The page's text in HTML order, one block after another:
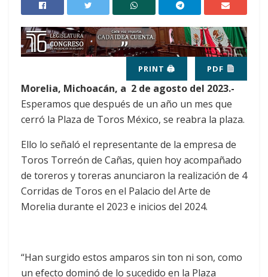
PRINT 🖨 PDF
Morelia, Michoacán, a 2 de agosto del 2023.-
Esperamos que después de un año un mes que
cerró la Plaza de Toros México, se reabra la plaza.
Ello lo señaló el representante de la empresa de
Toros Torreón de Cañas, quien hoy acompañado
de toreros y toreras anunciaron la realización de 4
Corridas de Toros en el Palacio del Arte de
Morelia durante el 2023 e inicios del 2024.
“Han surgido estos amparos sin ton ni son, como
un efecto dominó de lo sucedido en la Plaza